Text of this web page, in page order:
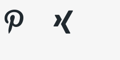
pinterest
xing